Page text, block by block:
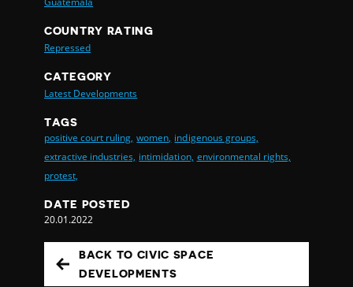
COUNTRY RATING
Repressed
CATEGORY
Latest Developments
TAGS
positive court ruling, women, indigenous groups,
extractive industries, intimidation, environmental rights,
protest,
DATE POSTED
20.01.2022
BACK TO CIVIC SPACE
DEVELOPMENTS